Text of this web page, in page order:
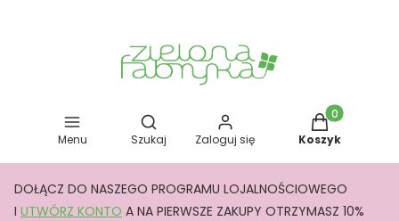
Menu
Otwórz wyszukiwarkę
Szukaj Zaloguj się
Produkty w
Koszyk
DOŁĄCZ DO NASZEGO PROGRAMU LOJALNOŚCIOWEGO
I UTWÓRZ KONTO A NA PIERWSZE ZAKUPY OTRZYMASZ 10%